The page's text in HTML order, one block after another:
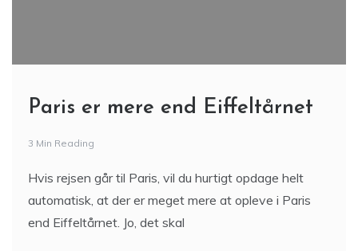
Paris er mere end Eiffeltårnet
3 Min Reading
Hvis rejsen går til Paris, vil du hurtigt opdage helt
automatisk, at der er meget mere at opleve i Paris
end Eiffeltårnet. Jo, det skal